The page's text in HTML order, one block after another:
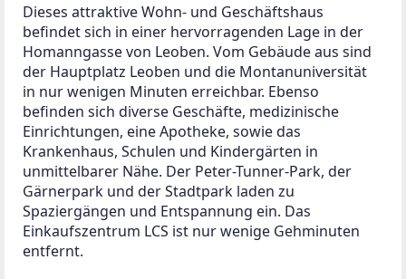
Dieses attraktive Wohn- und Geschäftshaus
befindet sich in einer hervorragenden Lage in der
Homanngasse von Leoben. Vom Gebäude aus sind
der Hauptplatz Leoben und die Montanuniversität
in nur wenigen Minuten erreichbar. Ebenso
befinden sich diverse Geschäfte, medizinische
Einrichtungen, eine Apotheke, sowie das
Krankenhaus, Schulen und Kindergärten in
unmittelbarer Nähe. Der Peter-Tunner-Park, der
Gärnerpark und der Stadtpark laden zu
Spaziergängen und Entspannung ein. Das
Einkaufszentrum LCS ist nur wenige Gehminuten
entfernt.